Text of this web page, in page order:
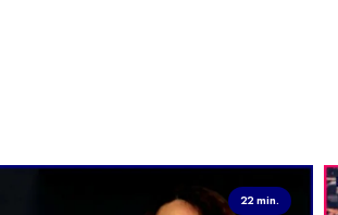
22 min.